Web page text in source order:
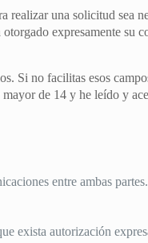
realizar una solicitud
expresamente
Si no facilitas esos
de 14 y he leído y
entre ambas partes.
exista autorización